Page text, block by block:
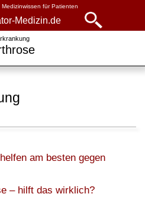
für Patienten
Medizin.de
am besten gegen
– hilft das wirklich?